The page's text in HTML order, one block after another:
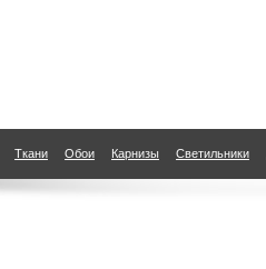
Ткани Обои Карнизы Светильники